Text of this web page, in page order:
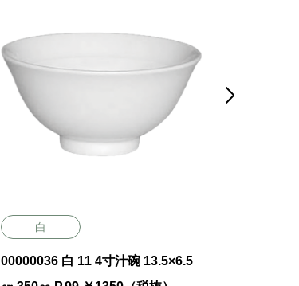
白
00000036 白 11 4寸汁碗 13.5×6.5
